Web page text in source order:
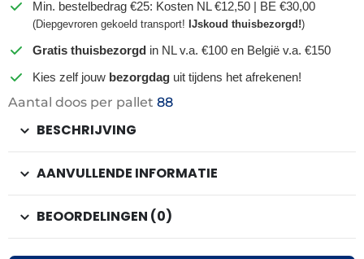
Min. bestelbedrag €25: Kosten NL €12,50 | BE €30,00
(Diepgevroren gekoeld transport! IJskoud thuisbezorgd!)
Gratis thuisbezorgd in NL v.a. €100 en België v.a. €150
Kies zelf jouw bezorgdag uit tijdens het afrekenen!
Aantal doos per pallet 88
BESCHRIJVING
AANVULLENDE INFORMATIE
BEOORDELINGEN (0)